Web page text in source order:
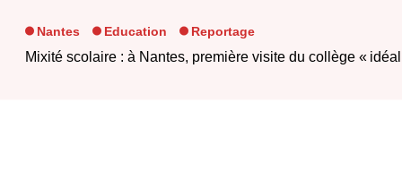
Nantes Education Reportage
Mixité scolaire : à Nantes, première visite du collège «